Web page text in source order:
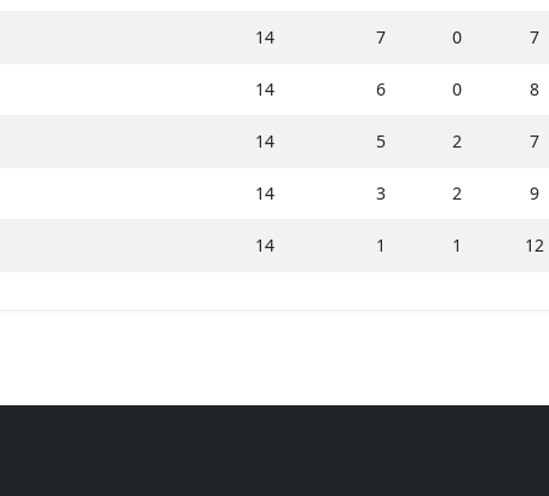
14 7 0 7
14 6 0 8
14 5 2 7
14 3 2 9
14 1 1 12